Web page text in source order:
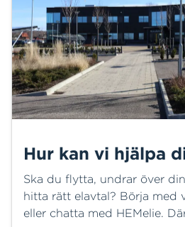
Hur kan vi hjälpa
Ska du flytta, undrar över
hitta rätt elavtal? Börja med
eller chatta med HEMelie.